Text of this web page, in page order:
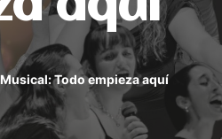
Musical: Todo empieza aquí